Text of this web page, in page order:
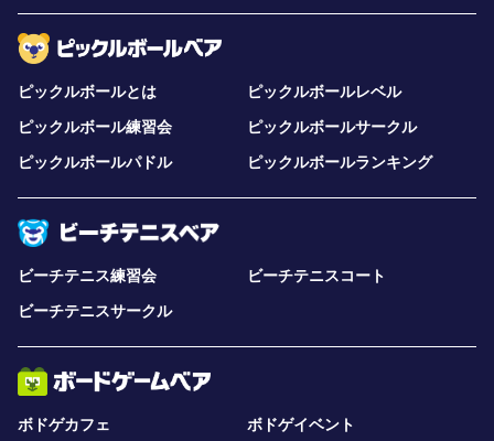
ピックルボールとは
ピックルボールレベル
ピックルボール練習会
ピックルボールサークル
ピックルボールパドル
ピックルボールランキング
ビーチテニス練習会
ビーチテニスコート
ビーチテニスサークル
ボドゲカフェ
ボドゲイベント